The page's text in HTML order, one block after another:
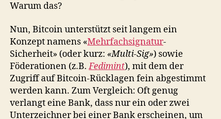
Warum das?
Nun, Bitcoin unterstützt seit langem ein
Konzept namens «Mehrfachsignatur-
Sicherheit» (oder kurz: «Multi-Sig») sowie
Föderationen (z.B.Fedimint), mit dem der
Zugriff auf Bitcoin-Rücklagen fein abgestimmt
werden kann. Zum Vergleich: Oft genug
verlangt eine Bank, dass nur ein oder zwei
Unterzeichner bei einer Bank erscheinen, um